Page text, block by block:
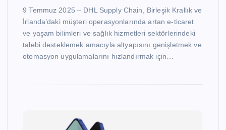
9 Temmuz 2025 – DHL Supply Chain, Birleşik Krallık ve
İrlanda’daki müşteri operasyonlarında artan e-ticaret
ve yaşam bilimleri ve sağlık hizmetleri sektörlerindeki
talebi desteklemek amacıyla altyapısını genişletmek ve
otomasyon uygulamalarını hızlandırmak için…